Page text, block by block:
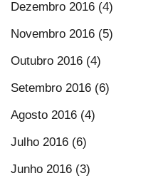
Dezembro 2016 (4)
Novembro 2016 (5)
Outubro 2016 (4)
Setembro 2016 (6)
Agosto 2016 (4)
Julho 2016 (6)
Junho 2016 (3)